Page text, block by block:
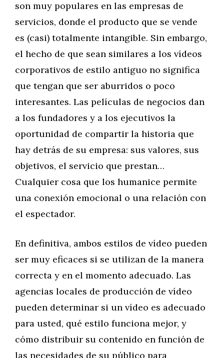
son muy populares en las empresas de
servicios, donde el producto que se vende
es (casi) totalmente intangible. Sin embargo,
el hecho de que sean similares a los vídeos
corporativos de estilo antiguo no significa
que tengan que ser aburridos o poco
interesantes. Las películas de negocios dan
a los fundadores y a los ejecutivos la
oportunidad de compartir la historia que
hay detrás de su empresa: sus valores, sus
objetivos, el servicio que prestan…
Cualquier cosa que los humanice permite
una conexión emocional o una relación con
el espectador.
En definitiva, ambos estilos de vídeo pueden
ser muy eficaces si se utilizan de la manera
correcta y en el momento adecuado. Las
agencias locales de producción de vídeo
pueden determinar si un vídeo es adecuado
para usted, qué estilo funciona mejor, y
cómo distribuir su contenido en función de
las necesidades de su público para